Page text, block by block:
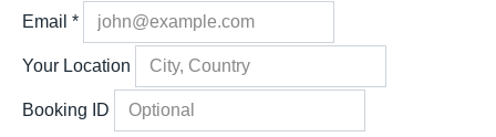
Email *
Your Location
Booking ID